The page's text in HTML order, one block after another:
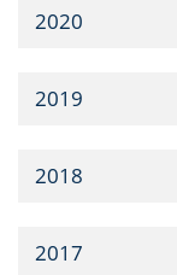
2020
2019
2018
2017